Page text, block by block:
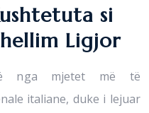
si
Ligjor
nga mjetet më të
italiane, duke i lejuar